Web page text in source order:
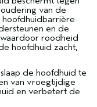
van de
en de
roodheid
hoofdhuid zacht,
de hoofdhuid te
van vroegtijdige
en verbetert de